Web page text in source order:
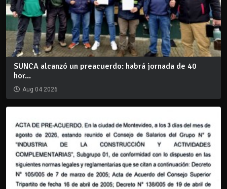
SUNCA alcanzó un preacuerdo: habrá jornada de 40
hor...
Aug 04 2026